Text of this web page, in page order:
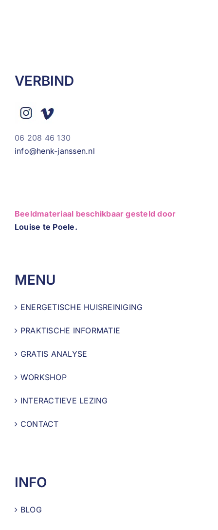
VERBIND
06 208 46 130
info@henk-janssen.nl
Beeldmateriaal beschikbaar gesteld door
Louise te Poele.
MENU
ENERGETISCHE HUISREINIGING
PRAKTISCHE INFORMATIE
GRATIS ANALYSE
WORKSHOP
INTERACTIEVE LEZING
CONTACT
INFO
BLOG